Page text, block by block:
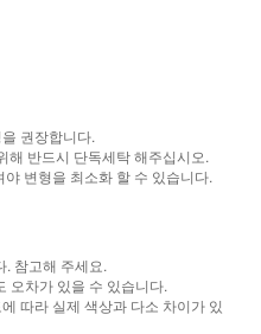
권장합니다.
해 반드시 단독세탁 해주십시오.
변형을 최소화 할 수 있습니다.
. 참고해 주세요.
오차가 있을 수 있습니다.
따라 실제 색상과 다소 차이가 있